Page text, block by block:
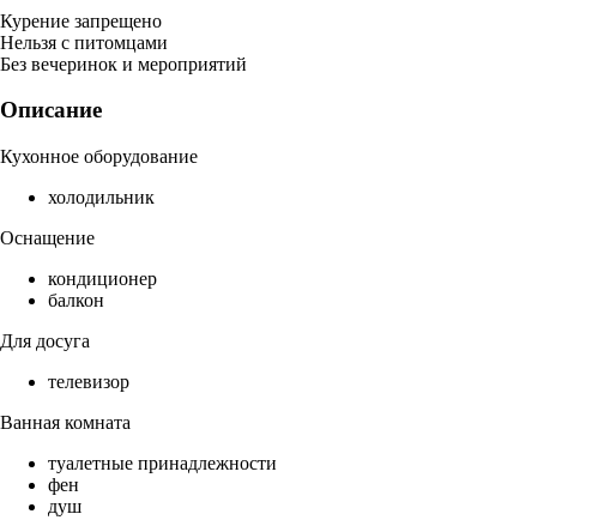
Курение запрещено
Нельзя с питомцами
Без вечеринок и мероприятий
Описание
Кухонное оборудование
холодильник
Оснащение
кондиционер
балкон
Для досуга
телевизор
Ванная комната
туалетные принадлежности
фен
душ